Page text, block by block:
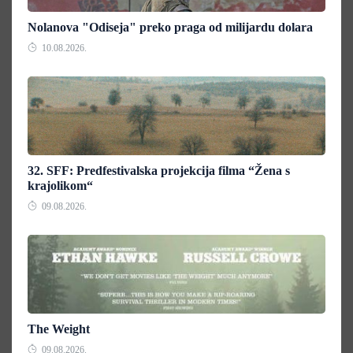
Nolanova "Odiseja" preko praga od milijardu dolara
10.08.2026.
32. SFF: Predfestivalska projekcija filma “Žena s
krajolikom“
09.08.2026.
The Weight
09.08.2026.